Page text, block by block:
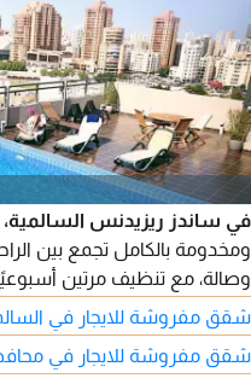
15 عامًا من تدريس جميع
النتائج والخصوصية مضمونة
في ساندز ريزيدنس
ومخدومة بالكامل تجمع بين
وصالة، مع تنظيف مرتين
مدار الساعة، وعقود شهرية
شقق مفروشة للايجار في
شقق مفروشة للايجار في